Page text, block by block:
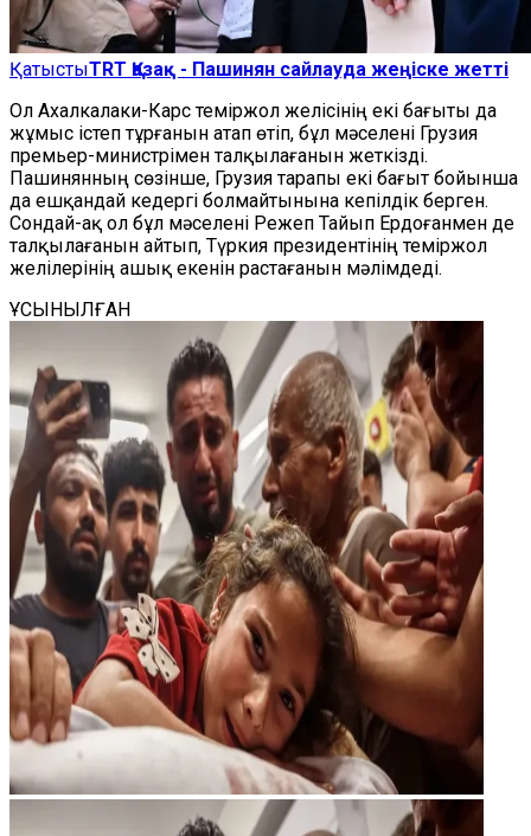
ҚатыстыTRT Қазақ - Пашинян сайлауда жеңіске жетті
Ол Ахалкалаки-Карс теміржол желісінің екі бағыты да
жұмыс істеп тұрғанын атап өтіп, бұл мәселені Грузия
премьер-министрімен талқылағанын жеткізді.
Пашинянның сөзінше, Грузия тарапы екі бағыт бойынша
да ешқандай кедергі болмайтынына кепілдік берген.
Сондай-ақ ол бұл мәселені Режеп Тайып Ердоғанмен де
талқылағанын айтып, Түркия президентінің теміржол
желілерінің ашық екенін растағанын мәлімдеді.
ҰСЫНЫЛҒАН